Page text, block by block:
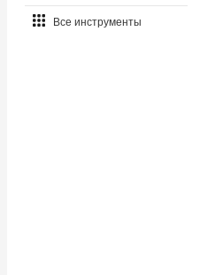
Все инструменты